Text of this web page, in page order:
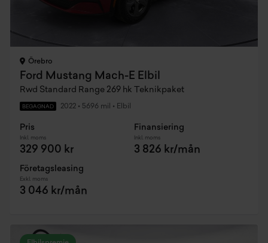
Örebro
Ford Mustang Mach-E Elbil
Rwd Standard Range 269 hk Teknikpaket
BEGAGNAD 2022 • 5696 mil • Elbil
Pris
Inkl. moms
329 900 kr
Finansiering
Inkl. moms
3 826 kr/mån
Företagsleasing
Exkl. moms
3 046 kr/mån